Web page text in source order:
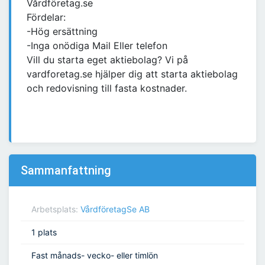
Vårdföretag.se
Fördelar:
-Hög ersättning
-Inga onödiga Mail Eller telefon
Vill du starta eget aktiebolag? Vi på
vardforetag.se hjälper dig att starta aktiebolag
och redovisning till fasta kostnader.
Sammanfattning
Arbetsplats: VårdföretagSe AB
1 plats
Fast månads- vecko- eller timlön